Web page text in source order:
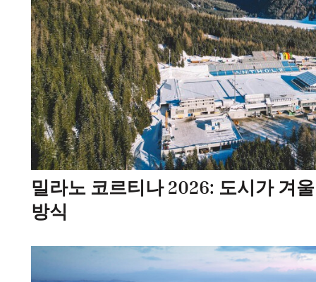
밀라노 코르티나 2026: 도시가 겨
방식